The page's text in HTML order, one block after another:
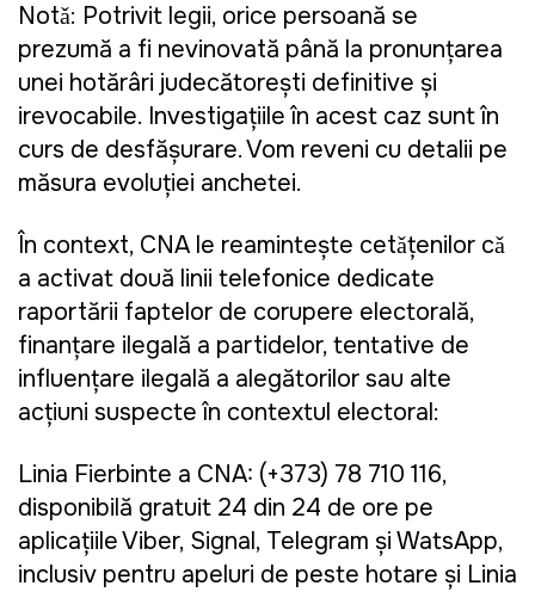
Notǎ: Potrivit legii, orice persoană se
prezumă a fi nevinovată până la pronunțarea
unei hotărâri judecătorești definitive și
irevocabile. Investigațiile în acest caz sunt în
curs de desfășurare. Vom reveni cu detalii pe
măsura evoluției anchetei.
În context, CNA le reaminteşte cetǎțenilor cǎ
a activat două linii telefonice dedicate
raportării faptelor de corupere electorală,
finanțare ilegală a partidelor, tentative de
influențare ilegală a alegătorilor sau alte
acțiuni suspecte în contextul electoral:
Linia Fierbinte a CNA: (+373) 78 710 116,
disponibilă gratuit 24 din 24 de ore pe
aplicațiile Viber, Signal, Telegram și WatsApp,
inclusiv pentru apeluri de peste hotare și Linia